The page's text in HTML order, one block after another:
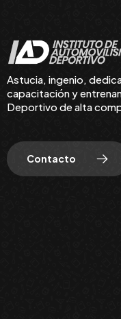
Astucia, ingenio,
capacitación y
Deportivo de alta
Contacto